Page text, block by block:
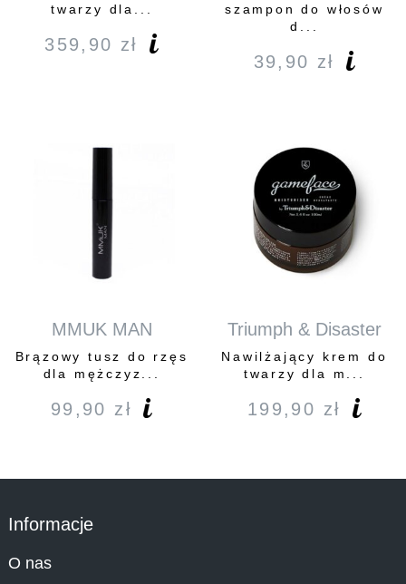
twarzy dla...
359,90 zł
szampon do włosów
d...
39,90 zł
MMUK MAN
Brązowy tusz do rzęs
dla mężczyz...
99,90 zł
Triumph & Disaster
Nawilżający krem do
twarzy dla m...
199,90 zł
Informacje
O nas